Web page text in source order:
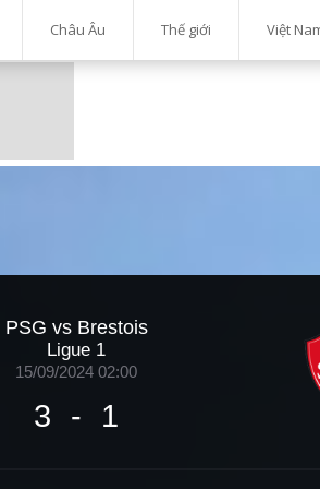
Châu Âu Thế giới Việt
PSG vs Brestois
Ligue 1
15/09/2024 02:00
3 - 1